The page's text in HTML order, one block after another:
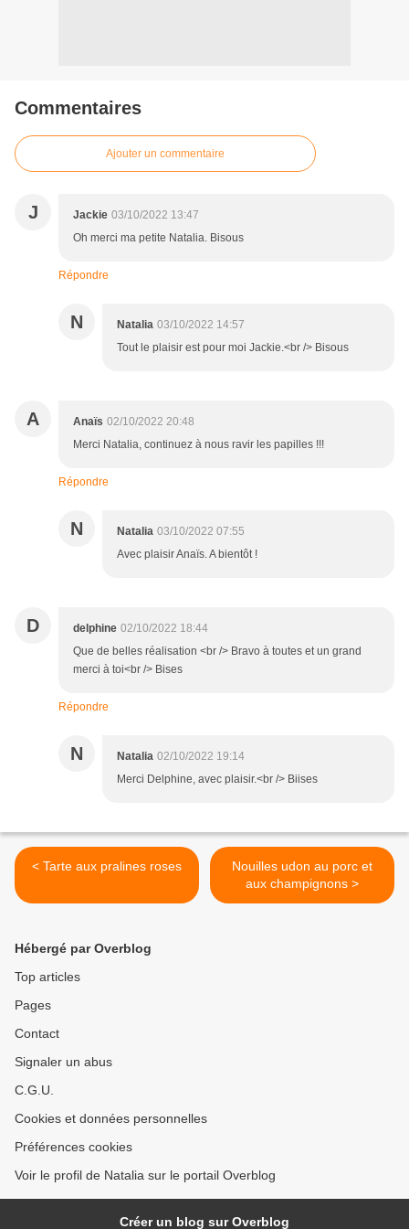
Commentaires
Ajouter un commentaire
J Jackie 03/10/2022 13:47
Oh merci ma petite Natalia. Bisous
Répondre
N Natalia 03/10/2022 14:57
Tout le plaisir est pour moi Jackie.<br /> Bisous
A Anaïs 02/10/2022 20:48
Merci Natalia, continuez à nous ravir les papilles !!!
Répondre
N Natalia 03/10/2022 07:55
Avec plaisir Anaïs. A bientôt !
D delphine 02/10/2022 18:44
Que de belles réalisation <br /> Bravo à toutes et un grand
merci à toi<br /> Bises
Répondre
N Natalia 02/10/2022 19:14
Merci Delphine, avec plaisir.<br /> Biises
< Tarte aux pralines roses
Nouilles udon au porc et
aux champignons >
Hébergé par Overblog
Top articles
Pages
Contact
Signaler un abus
C.G.U.
Cookies et données personnelles
Préférences cookies
Voir le profil de Natalia sur le portail Overblog
Créer un blog sur Overblog